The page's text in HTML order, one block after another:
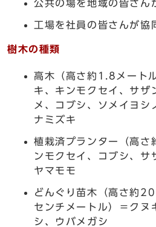
公共の場を地域の皆さん
工場を社員の皆さんが協
樹木の種類
高木（高さ約1.8メート
キ、キンモクセイ、サザ
メ、コブシ、ソメイヨシ
ナミズキ
植栽済プランター（高
ンモクセイ、コブシ、サ
ヤマモモ
どんぐり苗木（高さ約
センチメートル）＝クヌ
シ、ウバメガシ